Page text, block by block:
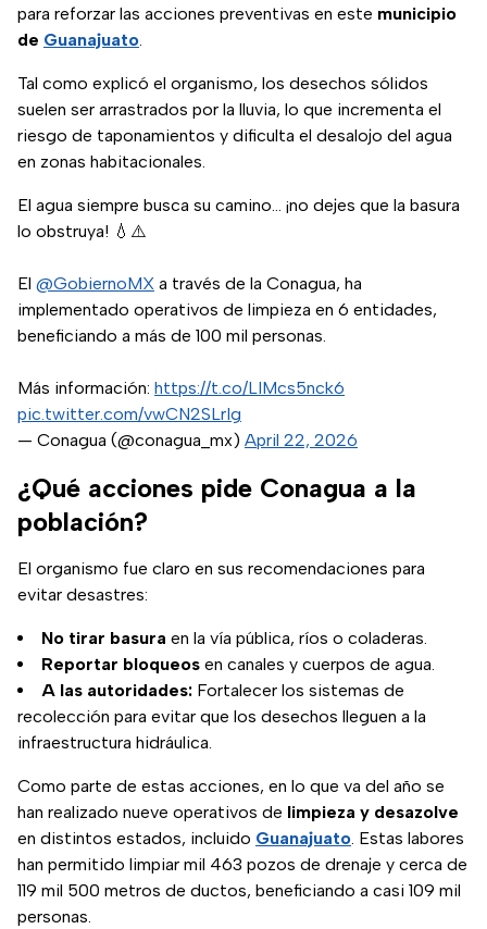
para reforzar las acciones preventivas en este municipio
de Guanajuato.
Tal como explicó el organismo, los desechos sólidos
suelen ser arrastrados por la lluvia, lo que incrementa el
riesgo de taponamientos y dificulta el desalojo del agua
en zonas habitacionales.
El agua siempre busca su camino... ¡no dejes que la basura
lo obstruya! 💧⚠️
El @GobiernoMX a través de la Conagua, ha
implementado operativos de limpieza en 6 entidades,
beneficiando a más de 100 mil personas.
Más información: https://t.co/LIMcs5nck6
pic.twitter.com/vwCN2SLrIg
— Conagua (@conagua_mx) April 22, 2026
¿Qué acciones pide Conagua a la
población?
El organismo fue claro en sus recomendaciones para
evitar desastres:
No tirar basura en la vía pública, ríos o coladeras.
Reportar bloqueos en canales y cuerpos de agua.
A las autoridades: Fortalecer los sistemas de
recolección para evitar que los desechos lleguen a la
infraestructura hidráulica.
Como parte de estas acciones, en lo que va del año se
han realizado nueve operativos de limpieza y desazolve
en distintos estados, incluido Guanajuato. Estas labores
han permitido limpiar mil 463 pozos de drenaje y cerca de
119 mil 500 metros de ductos, beneficiando a casi 109 mil
personas.